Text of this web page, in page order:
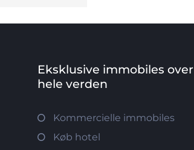
Eksklusive immobiles over
hele verden
Kommercielle immobiles
Køb hotel